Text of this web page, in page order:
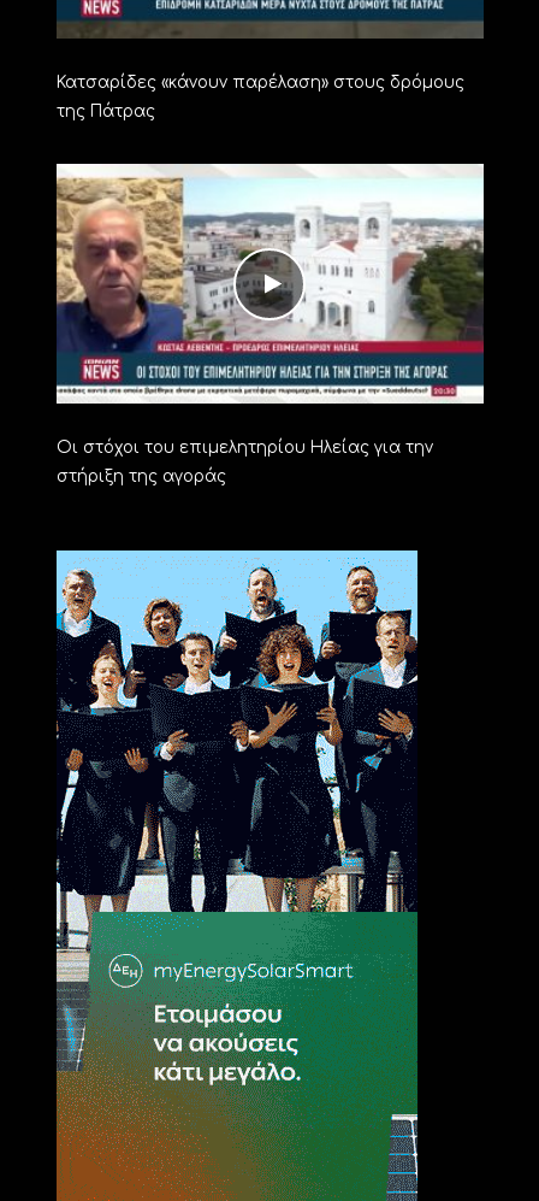
Κατσαρίδες «κάνουν παρέλαση» στους δρόμους
της Πάτρας
Οι στόχοι του επιμελητηρίου Ηλείας για την
στήριξη της αγοράς